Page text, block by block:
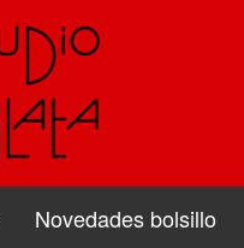
Novedades bolsillo